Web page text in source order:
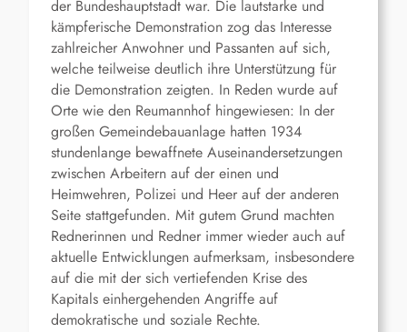
der Bundeshauptstadt war. Die lautstarke und
kämpferische Demonstration zog das Interesse
zahlreicher Anwohner und Passanten auf sich,
welche teilweise deutlich ihre Unterstützung für
die Demonstration zeigten. In Reden wurde auf
Orte wie den Reumannhof hingewiesen: In der
großen Gemeindebauanlage hatten 1934
stundenlange bewaffnete Auseinandersetzungen
zwischen Arbeitern auf der einen und
Heimwehren, Polizei und Heer auf der anderen
Seite stattgefunden. Mit gutem Grund machten
Rednerinnen und Redner immer wieder auch auf
aktuelle Entwicklungen aufmerksam, insbesondere
auf die mit der sich vertiefenden Krise des
Kapitals einhergehenden Angriffe auf
demokratische und soziale Rechte.